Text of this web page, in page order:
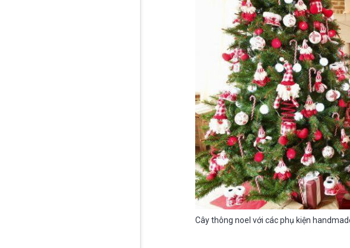
Cây thông noel với các phụ kiện